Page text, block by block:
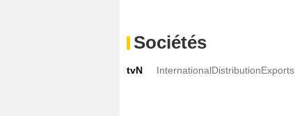
Sociétés
tvN InternationalDistributionExports